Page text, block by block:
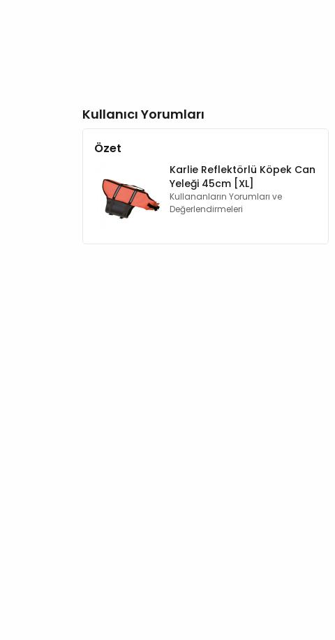
Kullanıcı Yorumları
Özet
Karlie Reflektörlü Köpek Can
Yeleği 45cm [XL]
Kullananların Yorumları ve
Değerlendirmeleri